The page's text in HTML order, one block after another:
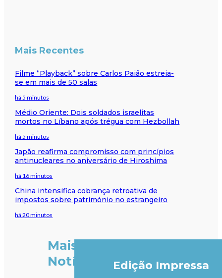
Mais Recentes
Filme “Playback” sobre Carlos Paião estreia-
se em mais de 50 salas
há 5 minutos
Médio Oriente: Dois soldados israelitas
mortos no Líbano após trégua com Hezbollah
há 5 minutos
Japão reafirma compromisso com princípios
antinucleares no aniversário de Hiroshima
há 16 minutos
China intensifica cobrança retroativa de
impostos sobre património no estrangeiro
há 20 minutos
Mais
Notícias
Edição Impressa